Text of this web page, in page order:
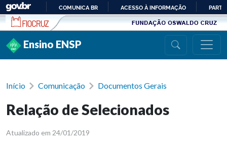
Ir para conteúdo
PARA
COMUNICA BR ACESSO À INFORMAÇÃO
Ensino ENSP
Início Comunicação Documentos Gerais
Relação de Selecionados
Atualizado em 24/01/2019